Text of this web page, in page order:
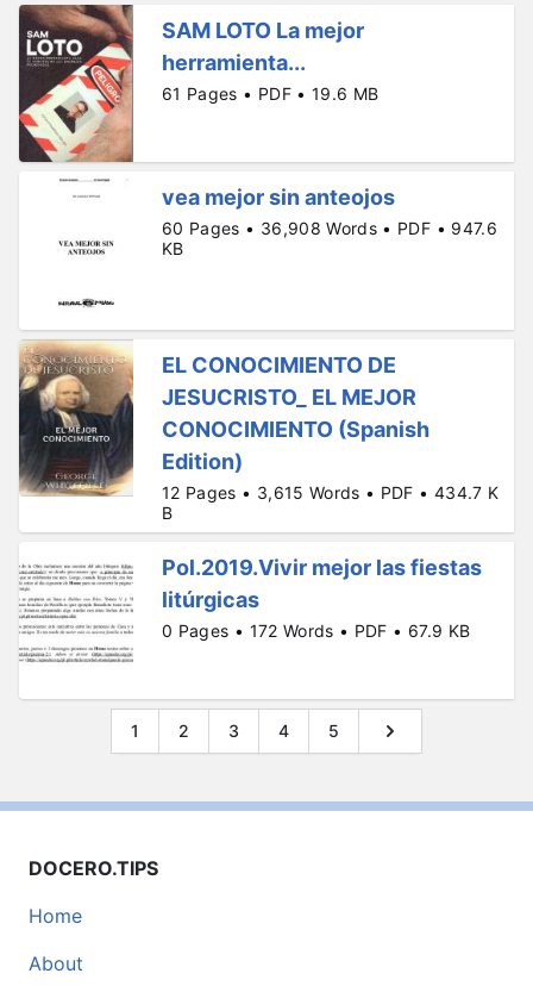
SAM LOTO La mejor
herramienta...
61 Pages • PDF • 19.6 MB
vea mejor sin anteojos
60 Pages • 36,908 Words • PDF • 947.6
KB
EL CONOCIMIENTO DE
JESUCRISTO_ EL MEJOR
CONOCIMIENTO (Spanish
Edition)
12 Pages • 3,615 Words • PDF • 434.7 K
B
Pol.2019.Vivir mejor las fiestas
litúrgicas
0 Pages • 172 Words • PDF • 67.9 KB
1 2 3 4 5
DOCERO.TIPS
Home
About